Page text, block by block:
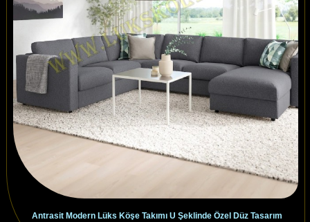
Antrasit Modern Lüks Köşe Takımı U Şeklinde Özel Düz Tasarım